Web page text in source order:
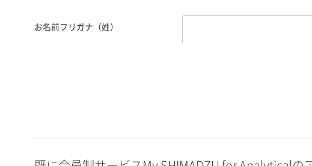
お名前フリガナ（姓）
英数）